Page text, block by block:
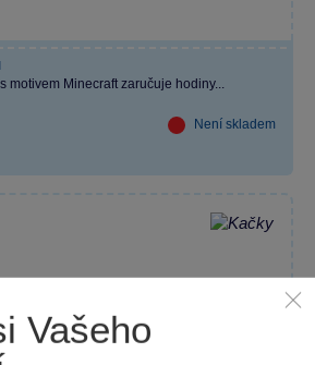
motivem Minecraft zaručuje hodiny...
Není skladem
Vašeho